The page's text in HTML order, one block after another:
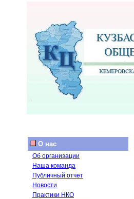
О нас
Об организации
Наша команда
Публичный отчет
Новости
Практики НКО